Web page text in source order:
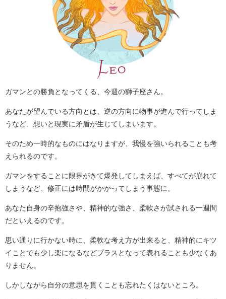
ガマンとの勝負となってくる、今週の獅子座さん。
あなたが望んでいる方向とは、逆の方向に物事が進んで行ってしま
うなど、想いと現実に矛盾が生じてしまいます。
そのため一時的なものにはなりますが、我慢を強いられることも考
えられるのです。
ガマンをすることに限界がきて爆発してしまえば、すべてが崩れて
しまうなど、修正には時間がかかってしまう事態に。
あなた自身の辛抱強さや、精神的な強さ、柔軟さが試される一週間
だといえるのです。
思い通りに行かない時に、柔軟な考え方が出来ると、精神的にキツ
イことでも少し楽になるなどプラスとなって表れることも少なくあ
りません。
しかしながら自分の意思を貫くことも忘れたくはないところ。